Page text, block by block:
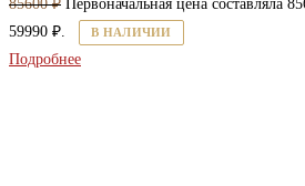
85600₽ Первоначальная цена составляла
59990 ₽.
В НАЛИЧИИ
Подробнее